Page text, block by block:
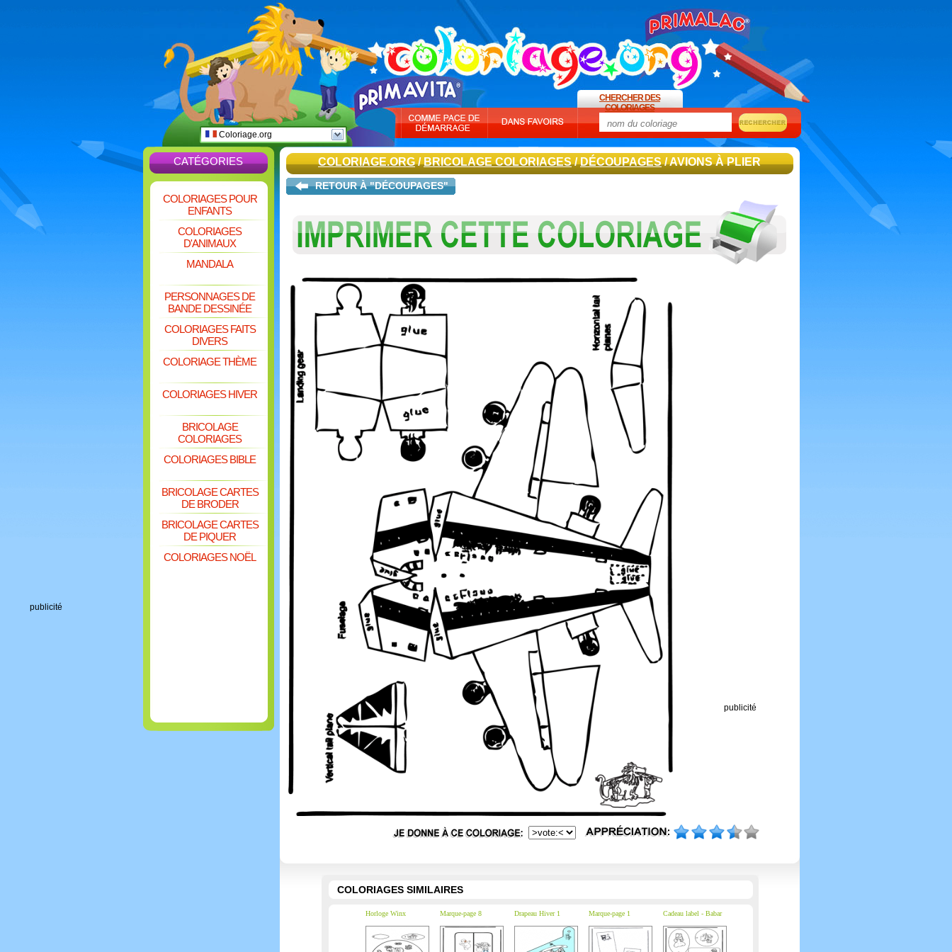
publicité
Coloriage.org
CHERCHER DES
COLORIAGES
CATÉGORIES
COLORIAGES POUR
ENFANTS
COLORIAGES
D'ANIMAUX
MANDALA
PERSONNAGES DE
BANDE DESSINÉE
COLORIAGES FAITS
DIVERS
COLORIAGE THÈME
COLORIAGES HIVER
BRICOLAGE
COLORIAGES
COLORIAGES BIBLE
BRICOLAGE CARTES
DE BRODER
BRICOLAGE CARTES
DE PIQUER
COLORIAGES NOËL
COLORIAGE.ORG/BRICOLAGE COLORIAGES/DÉCOUPAGES/ AVIONS À PLIER
RETOUR À "DÉCOUPAGES"
publicité
COLORIAGES SIMILAIRES
Horloge Winx Marque-page 8 Drapeau Hiver 1 Marque-page 1 Cadeau label - Babar